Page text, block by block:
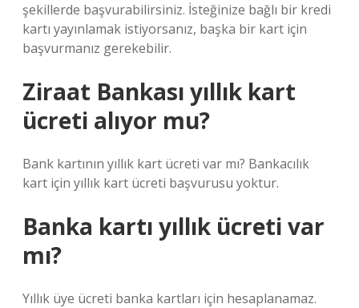
şekillerde başvurabilirsiniz. İsteğinize bağlı bir kredi
kartı yayınlamak istiyorsanız, başka bir kart için
başvurmanız gerekebilir.
Ziraat Bankası yıllık kart
ücreti alıyor mu?
Bank kartının yıllık kart ücreti var mı? Bankacılık
kart için yıllık kart ücreti başvurusu yoktur.
Banka kartı yıllık ücreti var
mı?
Yıllık üye ücreti banka kartları için hesaplanamaz.